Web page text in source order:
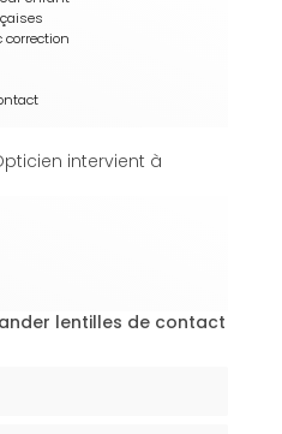
intervient à
lentilles de contact